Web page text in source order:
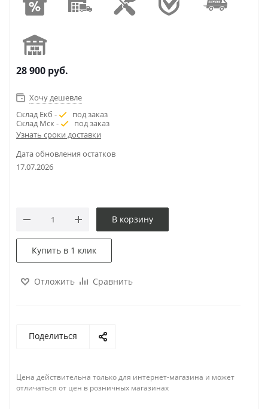
28 900 руб.
Хочу дешевле
Склад Екб -
под заказ
Склад Мск -
под заказ
Узнать сроки доставки
Дата обновления остатков
17.07.2026
В корзину
Купить в 1 клик
Отложить Сравнить
Поделиться
Цена действительна только для интернет-магазина и может
отличаться от цен в розничных магазинах